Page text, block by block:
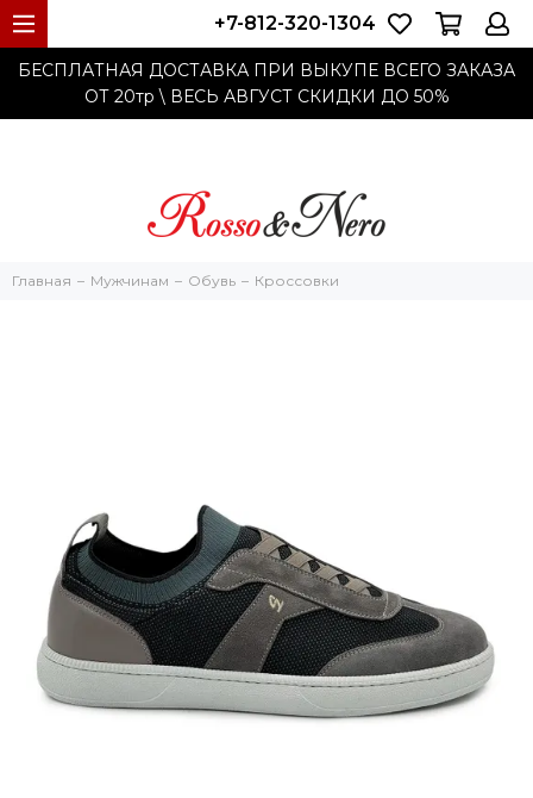
БЕСПЛАТНАЯ ДОСТАВКА ПРИ ВЫКУПЕ ВСЕГО ЗАКАЗА
ОТ 20тр \ ВЕСЬ АВГУСТ СКИДКИ ДО 50%
+7-812-320-1304
Главная Мужчинам Обувь Кроссовки